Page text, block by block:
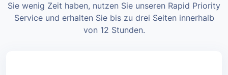
Sie wenig Zeit haben, nutzen Sie unseren Rapid Priority
Service und erhalten Sie bis zu drei Seiten innerhalb
von 12 Stunden.